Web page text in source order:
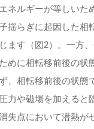
ネルギーが等しいた
揺らぎに起因した相
ます（図2）。一方
めに相転移前後の状
、相転移前後の状態
力や磁場を加えると
失点において潜熱が